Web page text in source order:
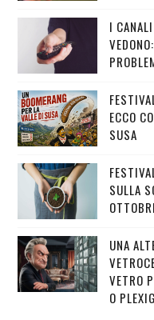
I
ECCO
SUSA
SULLA
UNA
VETRO
O